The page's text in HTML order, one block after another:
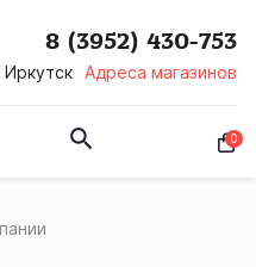
Иркутск Адреса магазинов
8 (3952) 430-753
0